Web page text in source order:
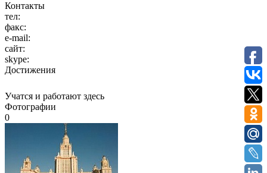
Контакты
тел:
факс:
e-mail:
сайт:
skype:
Достижения
Учатся и работают здесь
Фотографии
0